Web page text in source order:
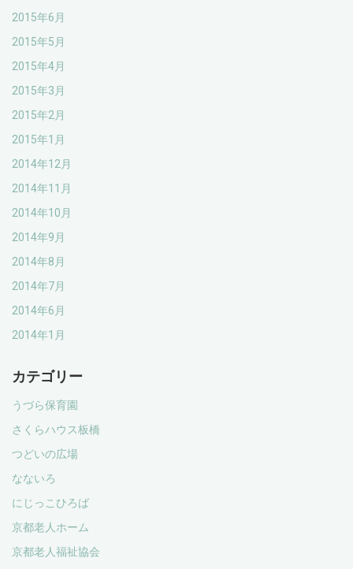
2015年6月
2015年5月
2015年4月
2015年3月
2015年2月
2015年1月
2014年12月
2014年11月
2014年10月
2014年9月
2014年8月
2014年7月
2014年6月
2014年1月
カテゴリー
うづら保育園
さくらハウス板橋
つどいの広場
なないろ
にじっこひろば
京都老人ホーム
京都老人福祉協会